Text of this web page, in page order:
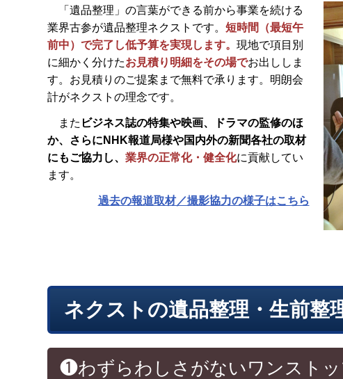
「遺品整理」の言葉ができる前から事業を続ける
業界古参が遺品整理ネクストです。 短時間（最短午
前中）で完了し低予算を実現します。 現地で項目別
に細かく分けたお見積り明細をその場でお出ししま
す。お見積りのご提案まで無料で承ります。明朗会
計がネクストの理念です。
また ビジネス誌の特集や映画、ドラマの監修のほ
か、さらに NHK報道局様や国内外の新聞各社の取材
にもご協力し、 業界の正常化・健全化に貢献してい
ます。
過去の報道取材／撮影協力の様子はこちら
ネクストの遺品整理・生前整
❶わずらわしさがないワンストッ